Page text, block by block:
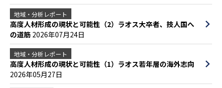
地域・分析レポート
高度人材形成の現状と可能性（2）ラオス大卒者、技人国へ
の道筋 2026年07月24日
地域・分析レポート
高度人材形成の現状と可能性（1）ラオス若年層の海外志向
2026年05月27日